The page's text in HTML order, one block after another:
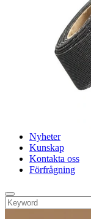
Nyheter
Kunskap
Kontakta oss
Förfrågning